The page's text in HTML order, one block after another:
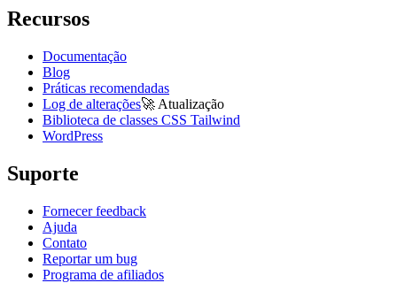
Recursos
Documentação
Blog
Práticas recomendadas
Log de alterações🚀 Atualização
Biblioteca de classes CSS Tailwind
WordPress
Suporte
Fornecer feedback
Ajuda
Contato
Reportar um bug
Programa de afiliados